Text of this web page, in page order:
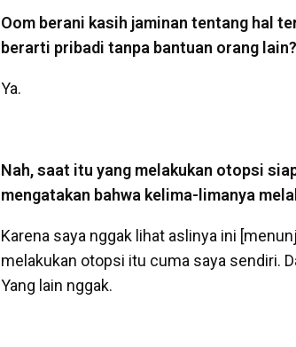
Oom berani kasih jaminan tentang hal
berarti pribadi tanpa bantuan orang lain?
Ya.
Nah, saat itu yang melakukan otopsi
mengatakan bahwa kelima-limanya
Karena saya nggak lihat aslinya ini
melakukan otopsi itu cuma saya sendiri.
Yang lain nggak.